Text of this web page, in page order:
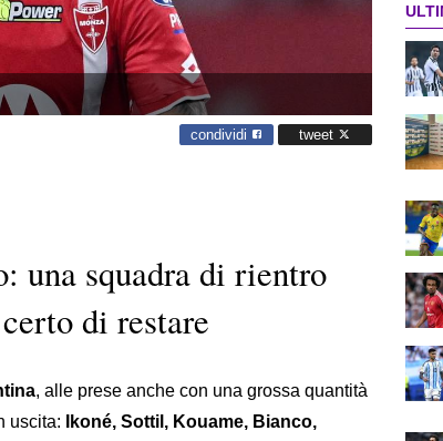
condividi tweet
una squadra di rientro
di restare
, alle prese anche con una grossa quantità
uscita:
Ikoné, Sottil, Kouame, Bianco,